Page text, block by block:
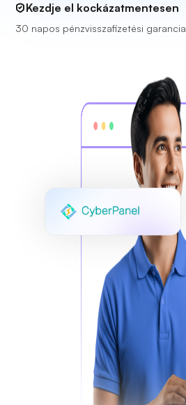
Kezdje el kockázatmentesen
30 napos pénzvisszafizetési garancia